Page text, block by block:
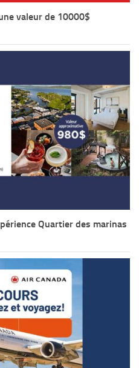
valeur de 10000$
Quartier des marinas